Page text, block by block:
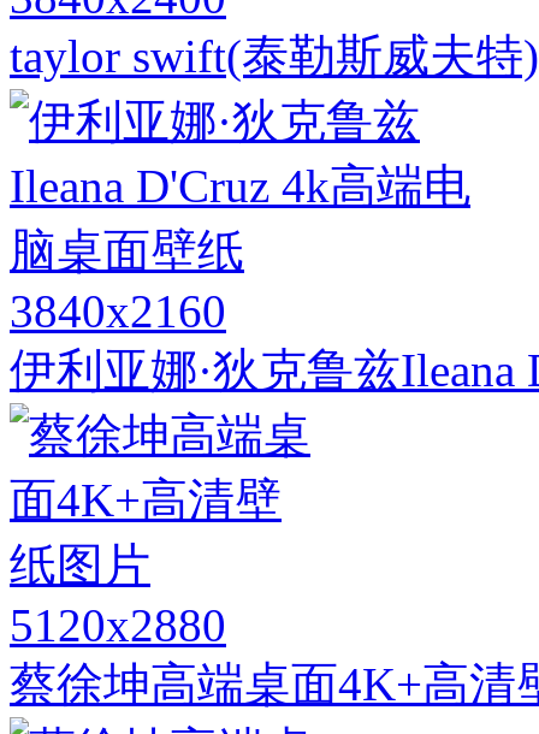
taylor swift(泰勒斯威夫
3840x2160
伊利亚娜·狄克鲁兹
5120x2880
蔡徐坤高端桌面4K+高清